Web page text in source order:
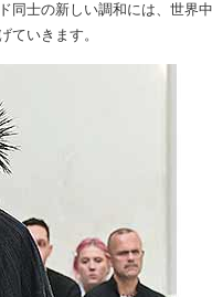
士の新しい調和には、世界
ていきます。